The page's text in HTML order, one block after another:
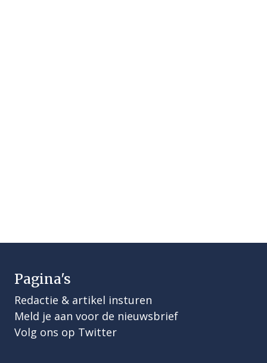
Pagina's
Redactie & artikel insturen
Meld je aan voor de nieuwsbrief
Volg ons op Twitter